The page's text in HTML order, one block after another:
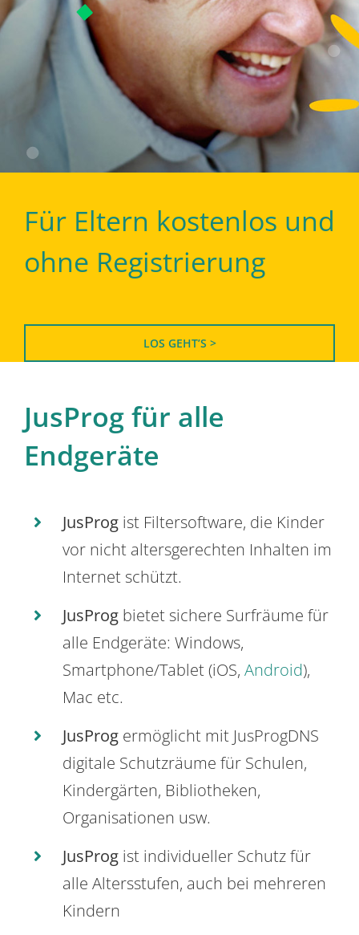
Für Eltern kostenlos und
ohne Registrierung
LOS GEHT’S >
JusProg für alle
Endgeräte
JusProg ist Filtersoftware, die Kinder
vor nicht altersgerechten Inhalten im
Internet schützt.
JusProg bietet sichere Surfräume für
alle Endgeräte: Windows,
Smartphone/Tablet (iOS, Android),
Mac etc.
JusProg ermöglicht mit JusProgDNS
digitale Schutzräume für Schulen,
Kindergärten, Bibliotheken,
Organisationen usw.
JusProg ist individueller Schutz für
alle Altersstufen, auch bei mehreren
Kindern